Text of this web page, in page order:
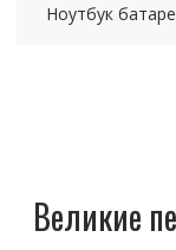
Ноутбук
Великие